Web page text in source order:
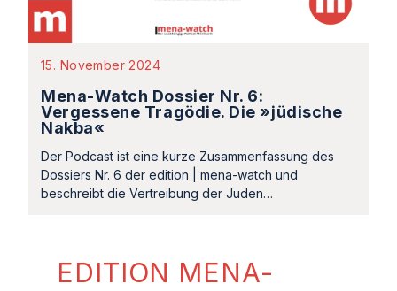
15. November 2024
Mena-Watch Dossier Nr. 6:
Vergessene Tragödie. Die »jüdische
Nakba«
Der Podcast ist eine kurze Zusammenfassung des
Dossiers Nr. 6 der edition | mena-watch und
beschreibt die Vertreibung der Juden…
EDITION MENA-